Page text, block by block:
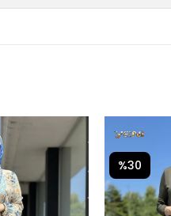
%30